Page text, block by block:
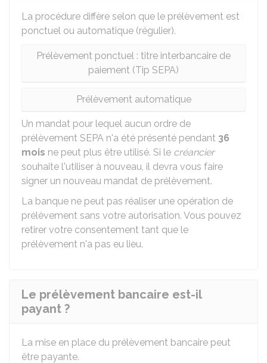
La procédure diffère selon que le prélèvement est
ponctuel ou automatique (régulier).
Prélèvement ponctuel : titre interbancaire de
paiement (Tip SEPA)
Prélèvement automatique
Un mandat pour lequel aucun ordre de
prélèvement SEPA n'a été présenté pendant 36
mois ne peut plus être utilisé. Si le créancier
souhaite l'utiliser à nouveau, il devra vous faire
signer un nouveau mandat de prélèvement.
La banque ne peut pas réaliser une opération de
prélèvement sans votre autorisation. Vous pouvez
retirer votre consentement tant que le
prélèvement n'a pas eu lieu.
Le prélèvement bancaire est-il
payant ?
La mise en place du prélèvement bancaire peut
être payante.